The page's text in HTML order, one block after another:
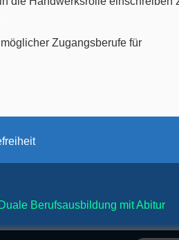
Zugangsberufe für
Berufsausbildung mit Abitur